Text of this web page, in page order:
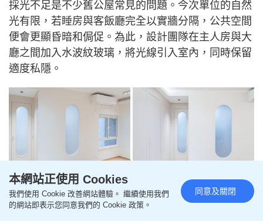
採光不足是不少舊公屋常見的問題。今次單位的自然
光有限，若睡房與客飯廳完全以實牆分隔，公共空間
便會更顯昏暗和侷促。為此，設計團隊在主人房與大
廳之間加入水波紋玻璃，將光線引入室內，同時保留
適度私隱。
本網站正使用 Cookies
我們使用 Cookie 改善網站體驗。 繼續使用我們
的網站即表示您同意我們的 Cookie 政策。
同意及關閉